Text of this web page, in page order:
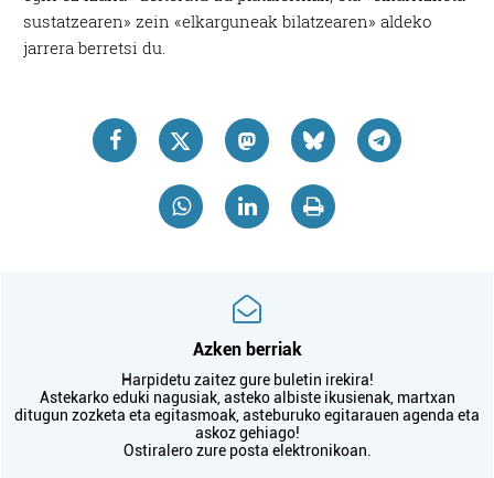
sustatzearen» zein «elkarguneak bilatzearen» aldeko
jarrera berretsi du.
Azken berriak
Harpidetu zaitez gure buletin irekira!
Astekarko eduki nagusiak, asteko albiste ikusienak, martxan
ditugun zozketa eta egitasmoak, asteburuko egitarauen agenda eta
askoz gehiago!
Ostiralero zure posta elektronikoan.